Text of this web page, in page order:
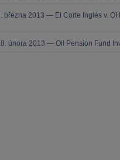
března 2013 — El Corte Inglés v.
února 2013 — Oil Pension Fund